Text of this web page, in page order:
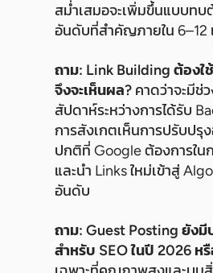
สม่ำเสมอจะเพิ่มขึ้นแบบท
อันดับที่สำคัญภายใน 6–12
ถาม: Link Building ต้องใ
จึงจะเห็นผล? คาดว่าจะมีช่
สัปดาห์ระหว่างการได้รับ
การสังเกตเห็นการปรับปรุ
ปกติที่ Google ต้องการใน
และนำ Links ใหม่เข้าสู่
อันดับ
ถาม: Guest Posting ยังมี
สำหรับ SEO ในปี 2026 หรื